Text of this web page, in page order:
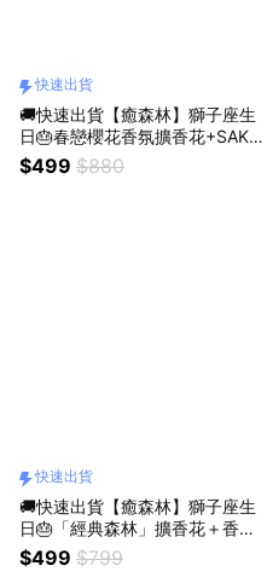
快速出貨
🚚快速出貨【癒森林】獅子座生
日🎂春戀櫻花香氛擴香花+SAKU
RA19香氛油5ml（生日禮物／質
感送禮／療癒系禮物／送禮推
$499 $880
快速出貨
🚚快速出貨【癒森林】獅子座生
日🎂「經典森林」擴香花＋香氛
油5ml（生日禮物／畢業禮物／
質感送禮／療癒系禮物／送禮推
$499 $799